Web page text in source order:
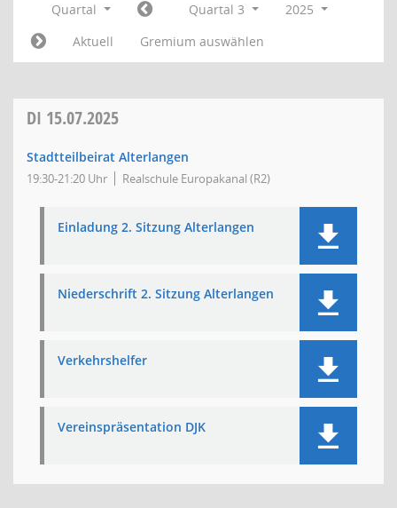
Quartal Quartal 3
2025
Aktuell
Gremium auswählen
DI 15.07.2025
Stadtteilbeirat Alterlangen
19:30-21:20 Uhr Realschule Europakanal (R2)
Einladung 2. Sitzung Alterlangen
Niederschrift 2. Sitzung Alterlangen
Verkehrshelfer
Vereinspräsentation DJK